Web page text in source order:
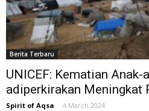
Berita Terbaru
UNICEF: Kematian Anak-
adiperkirakan Meningkat
Spirit of Aqsa - 4 March 2024